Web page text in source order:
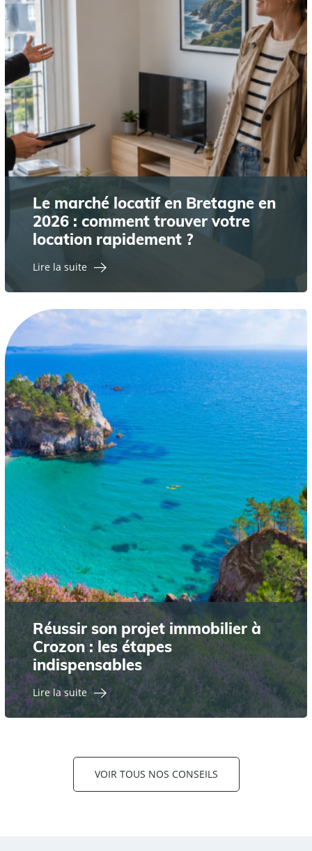
Le marché locatif en Bretagne en
2026 : comment trouver votre
location rapidement ?
Lire la suite
Réussir son projet immobilier à
Crozon : les étapes
indispensables
Lire la suite
VOIR TOUS NOS CONSEILS